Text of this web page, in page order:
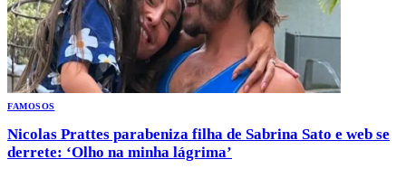
FAMOSOS
Nicolas Prattes parabeniza filha de Sabrina Sato e web se
derrete: ‘Olho na minha lágrima’